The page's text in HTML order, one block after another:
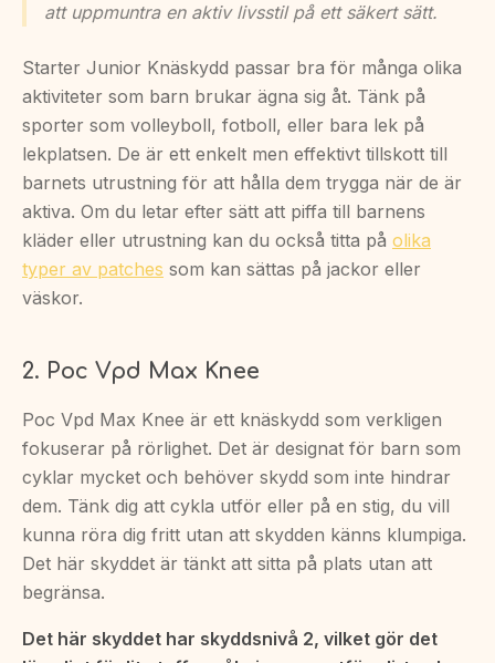
att uppmuntra en aktiv livsstil på ett säkert sätt.
Starter Junior Knäskydd passar bra för många olika
aktiviteter som barn brukar ägna sig åt. Tänk på
sporter som volleyboll, fotboll, eller bara lek på
lekplatsen. De är ett enkelt men effektivt tillskott till
barnets utrustning för att hålla dem trygga när de är
aktiva. Om du letar efter sätt att piffa till barnens
kläder eller utrustning kan du också titta på olika
typer av patches som kan sättas på jackor eller
väskor.
2. Poc Vpd Max Knee
Poc Vpd Max Knee är ett knäskydd som verkligen
fokuserar på rörlighet. Det är designat för barn som
cyklar mycket och behöver skydd som inte hindrar
dem. Tänk dig att cykla utför eller på en stig, du vill
kunna röra dig fritt utan att skydden känns klumpiga.
Det här skyddet är tänkt att sitta på plats utan att
begränsa.
Det här skyddet har skyddsnivå 2, vilket gör det